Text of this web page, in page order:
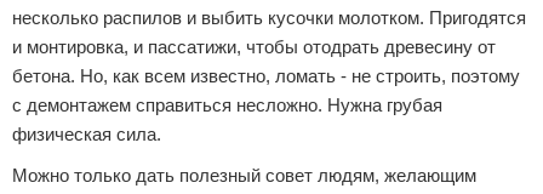
несколько распилов и выбить кусочки молотком. Пригодятся
и монтировка, и пассатижи, чтобы отодрать древесину от
бетона. Но, как всем известно, ломать - не строить, поэтому
с демонтажем справиться несложно. Нужна грубая
физическая сила.
Можно только дать полезный совет людям, желающим